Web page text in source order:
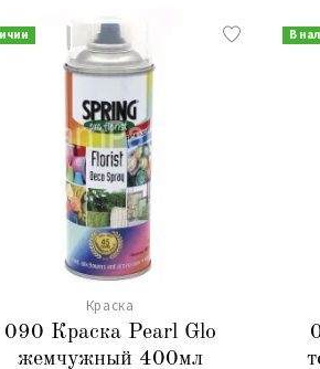
Краска
090 Краска Pearl Glo
жемчужный 400мл
В